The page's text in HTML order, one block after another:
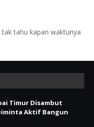
tahu kapan waktunya
Timur Disambut
Aktif Bangun